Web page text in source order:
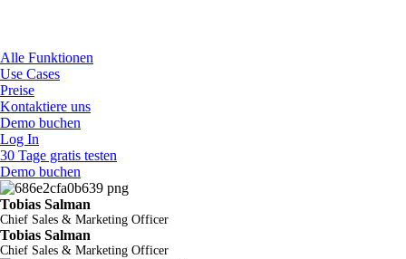
Alle Funktionen
Use Cases
Preise
Kontaktiere uns
Demo buchen
Log In
30 Tage gratis testen
Demo buchen
Tobias Salman
Chief Sales & Marketing Officer
Tobias Salman
Chief Sales & Marketing Officer